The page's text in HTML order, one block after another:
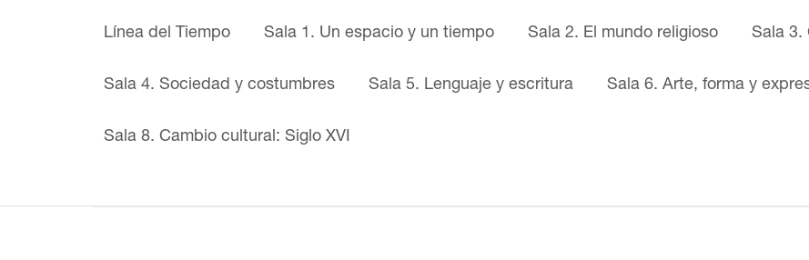
Línea del Tiempo Sala 1. Un espacio y un tiempo Sala 2. El mundo religioso Sala 3.
Sala 4. Sociedad y costumbres Sala 5. Lenguaje y escritura Sala 6. Arte, forma y
Sala 8. Cambio cultural: Siglo XVI